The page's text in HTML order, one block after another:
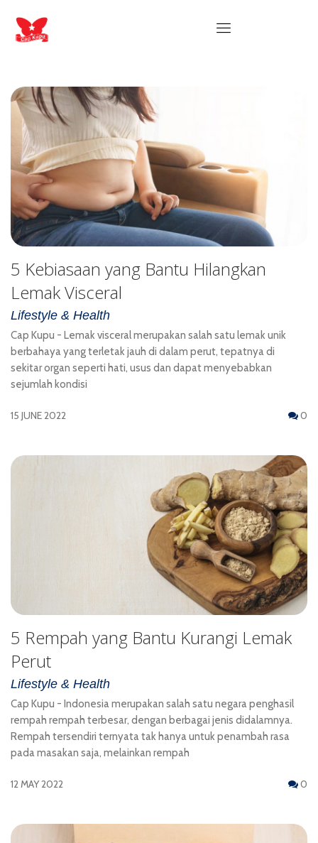
5 Kebiasaan yang Bantu Hilangkan
Lemak Visceral
Lifestyle & Health
Cap Kupu - Lemak visceral merupakan salah satu lemak unik
berbahaya yang terletak jauh di dalam perut, tepatnya di
sekitar organ seperti hati, usus dan dapat menyebabkan
sejumlah kondisi
15 JUNE 2022 0
5 Rempah yang Bantu Kurangi Lemak
Perut
Lifestyle & Health
Cap Kupu - Indonesia merupakan salah satu negara penghasil
rempah rempah terbesar, dengan berbagai jenis didalamnya.
Rempah tersendiri ternyata tak hanya untuk penambah rasa
pada masakan saja, melainkan rempah
12 MAY 2022 0